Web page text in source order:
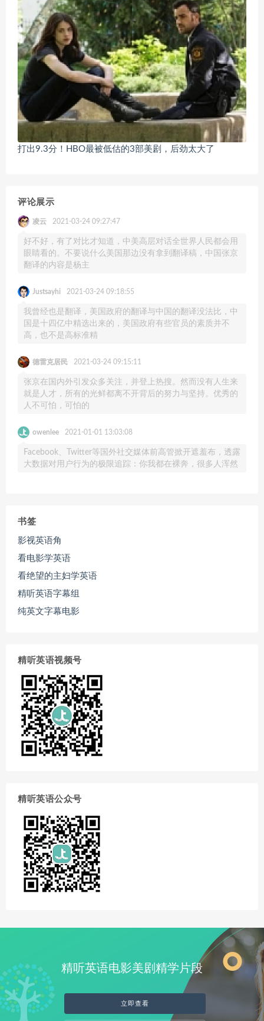
打出9.3分！HBO最被低估的3部美剧，后劲太大了
评论展示
凌云 2021-03-24 09:27:47
好不好，有了对比才知道，中美高层对话全世界人民都会用
眼睛看的。不要说什么美国那边没有拿到翻译稿，中国张京
翻译的内容是杨主
Justsayhi 2021-03-24 09:18:55
我曾经也是翻译，美国政府的翻译与中国的翻译没法比，中
国是十四亿中精选出来的，美国政府有些官员的素质并不
高，也不是高标准精
德雷克居民 2021-03-24 09:15:11
张京在国内外引发众多关注，并登上热搜。然而没有人生来
就是人才，所有的光鲜都离不开背后的努力与坚持。优秀的
人不可怕，可怕的
owenlee 2021-01-01 13:03:08
Facebook、Twitter等国外社交媒体前高管掀开遮羞布，透露
大数据对用户行为的极限追踪：你我都在裸奔，很多人浑然
书签
影视英语角
看电影学英语
看绝望的主妇学英语
精听英语字幕组
纯英文字幕电影
精听英语视频号
精听英语公众号
精听英语电影美剧精学片段
立即查看